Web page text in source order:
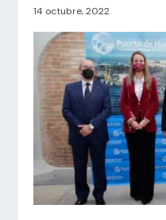
14 octubre, 2022